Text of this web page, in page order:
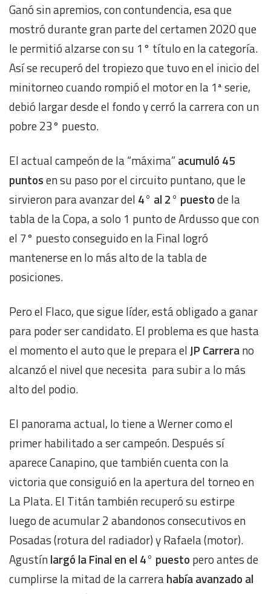
Ganó sin apremios, con contundencia, esa que
mostró durante gran parte del certamen 2020 que
le permitió alzarse con su 1° título en la categoría.
Así se recuperó del tropiezo que tuvo en el inicio del
minitorneo cuando rompió el motor en la 1ª serie,
debió largar desde el fondo y cerró la carrera con un
pobre 23° puesto.
El actual campeón de la “máxima”acumuló 45
puntosen su paso por el circuito puntano, que le
sirvieron para avanzar del 4° al 2° puestode la
tabla de la Copa, a solo 1 punto de Ardusso que con
el 7° puesto conseguido en la Final logró
mantenerse en lo más alto de la tabla de
posiciones.
Pero el Flaco, que sigue líder, está obligado a ganar
para poder ser candidato. El problema es que hasta
el momento el auto que le prepara elJP Carrerano
alcanzó el nivel que necesita para subir a lo más
alto del podio.
El panorama actual, lo tiene a Werner como el
primer habilitado a ser campeón. Después sí
aparece Canapino, que también cuenta con la
victoria que consiguió en la apertura del torneo en
La Plata. El Titán también recuperó su estirpe
luego de acumular 2 abandonos consecutivos en
Posadas (rotura del radiador) y Rafaela (motor).
Agustínlargó la Final en el 4° puesto pero antes de
cumplirse la mitad de la carrerahabía avanzado al